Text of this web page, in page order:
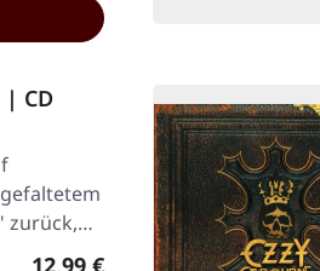
| CD
gefaltetem
zurück,…
Regulärer Preis: